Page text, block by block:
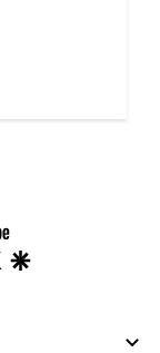
youtube-
footer
twitter